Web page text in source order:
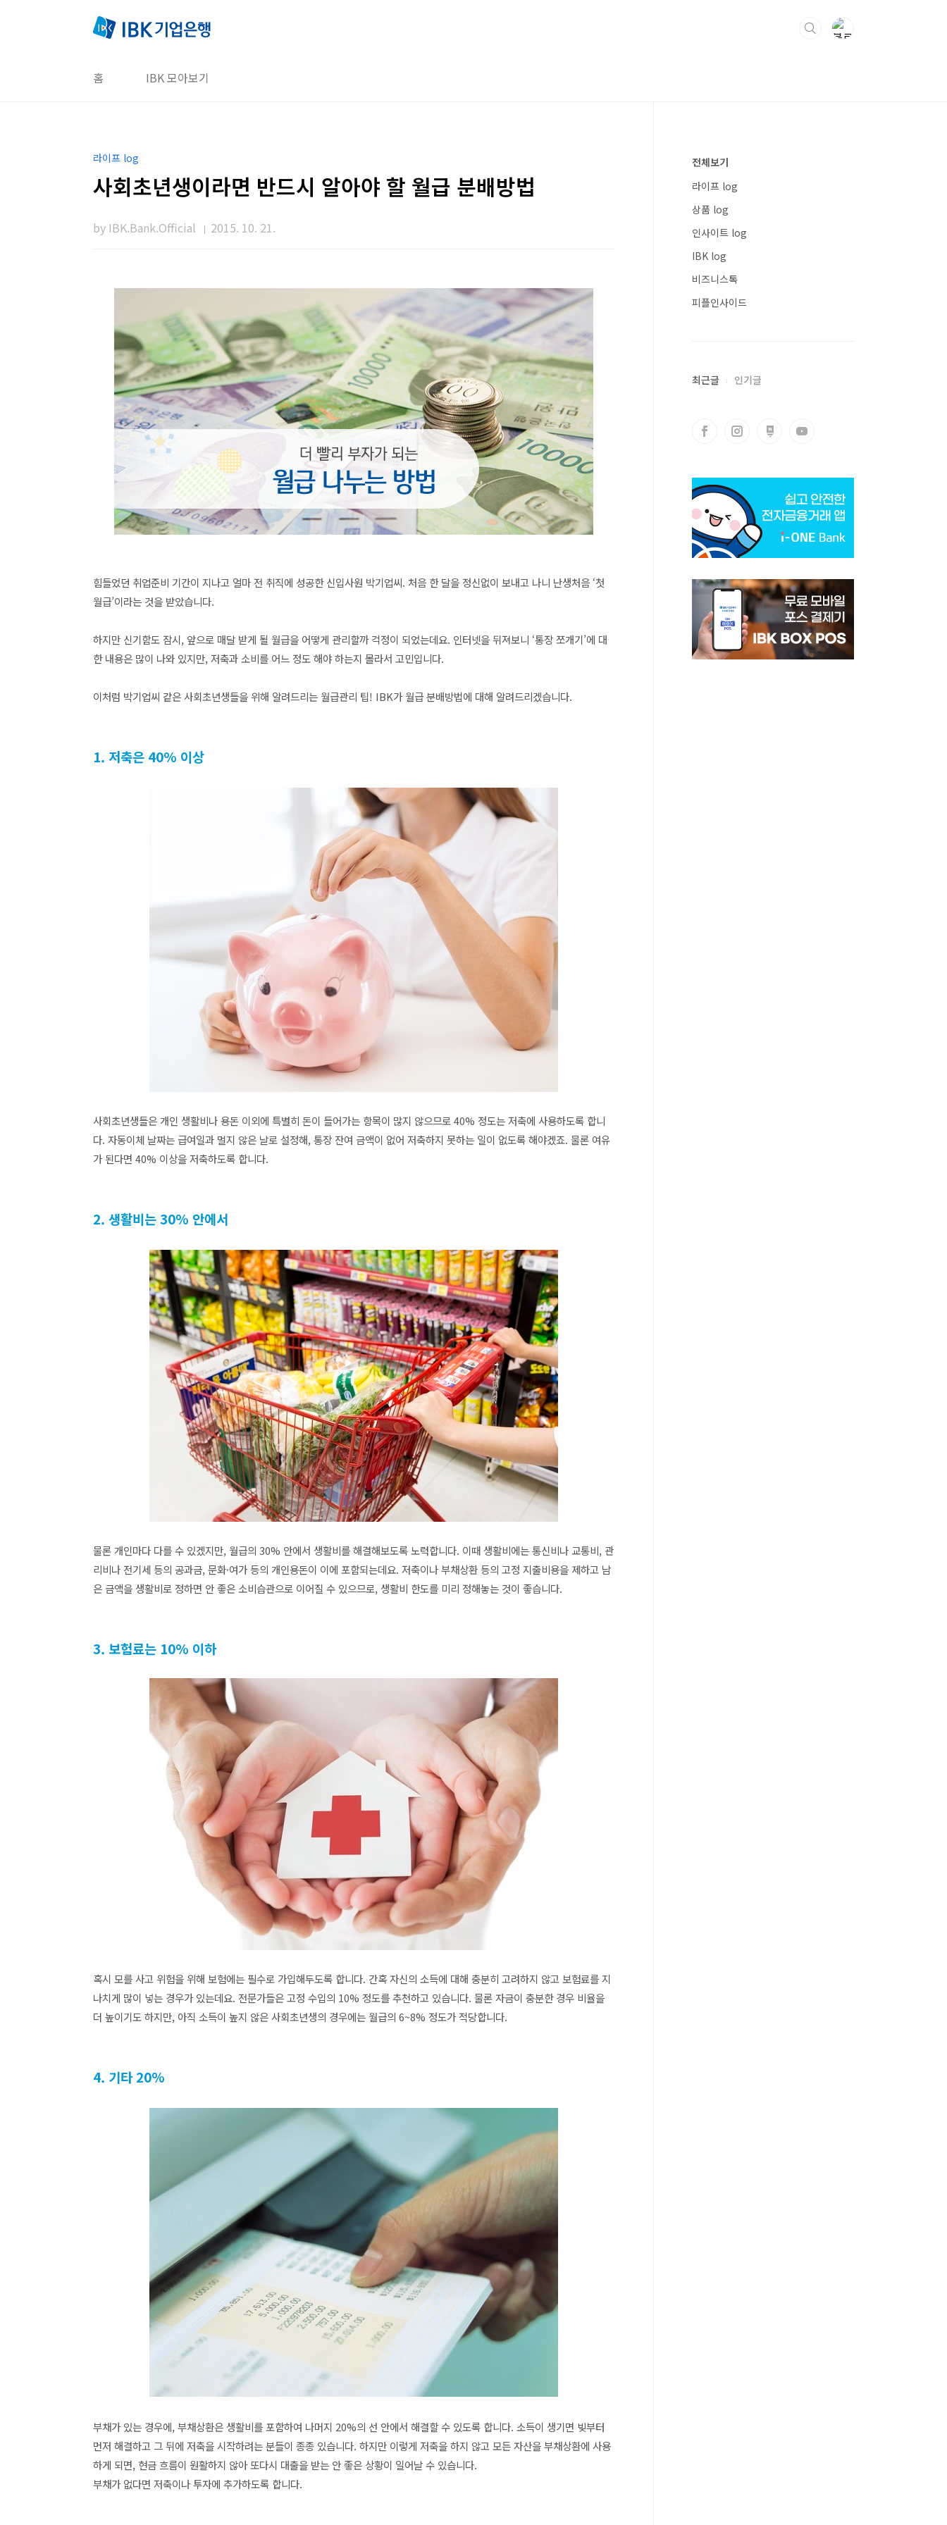
홈 IBK 모아보기
라이프 log
사회초년생이라면 반드시 알아야 할 월급 분배방법
by IBK.Bank.Official 2015. 10. 21.
힘들었던 취업준비 기간이 지나고 얼마 전 취직에 성공한 신입사원 박기업씨. 처음 한 달을 정신없이 보내고 나니 난생처음 ‘첫
월급’이라는 것을 받았습니다.
하지만 신기함도 잠시, 앞으로 매달 받게 될 월급을 어떻게 관리할까 걱정이 되었는데요. 인터넷을 뒤져보니 ‘통장 쪼개기’에 대
한 내용은 많이 나와 있지만, 저축과 소비를 어느 정도 해야 하는지 몰라서 고민입니다.
이처럼 박기업씨 같은 사회초년생들을 위해 알려드리는 월급관리 팁! IBK가 월급 분배방법에 대해 알려드리겠습니다.
1. 저축은 40% 이상
사회초년생들은 개인 생활비나 용돈 이외에 특별히 돈이 들어가는 항목이 많지 않으므로 40% 정도는 저축에 사용하도록 합니
다. 자동이체 날짜는 급여일과 멀지 않은 날로 설정해, 통장 잔여 금액이 없어 저축하지 못하는 일이 없도록 해야겠죠. 물론 여유
가 된다면 40% 이상을 저축하도록 합니다.
2. 생활비는 30% 안에서
물론 개인마다 다를 수 있겠지만, 월급의 30% 안에서 생활비를 해결해보도록 노력합니다. 이때 생활비에는 통신비나 교통비, 관
리비나 전기세 등의 공과금, 문화·여가 등의 개인용돈이 이에 포함되는데요. 저축이나 부채상환 등의 고정 지출비용을 제하고 남
은 금액을 생활비로 정하면 안 좋은 소비습관으로 이어질 수 있으므로, 생활비 한도를 미리 정해놓는 것이 좋습니다.
3. 보험료는 10% 이하
혹시 모를 사고 위험을 위해 보험에는 필수로 가입해두도록 합니다. 간혹 자신의 소득에 대해 충분히 고려하지 않고 보험료를 지
나치게 많이 넣는 경우가 있는데요. 전문가들은 고정 수입의 10% 정도를 추천하고 있습니다. 물론 자금이 충분한 경우 비율을
더 높이기도 하지만, 아직 소득이 높지 않은 사회초년생의 경우에는 월급의 6~8% 정도가 적당합니다.
4. 기타 20%
부채가 있는 경우에, 부채상환은 생활비를 포함하여 나머지 20%의 선 안에서 해결할 수 있도록 합니다. 소득이 생기면 빚부터
먼저 해결하고 그 뒤에 저축을 시작하려는 분들이 종종 있습니다. 하지만 이렇게 저축을 하지 않고 모든 자산을 부채상환에 사용
하게 되면, 현금 흐름이 원활하지 않아 또다시 대출을 받는 안 좋은 상황이 일어날 수 있습니다.
부채가 없다면 저축이나 투자에 추가하도록 합니다.
전체보기
라이프 log
상품 log
인사이트 log
IBK log
비즈니스톡
피플인사이드
최근글 인기글